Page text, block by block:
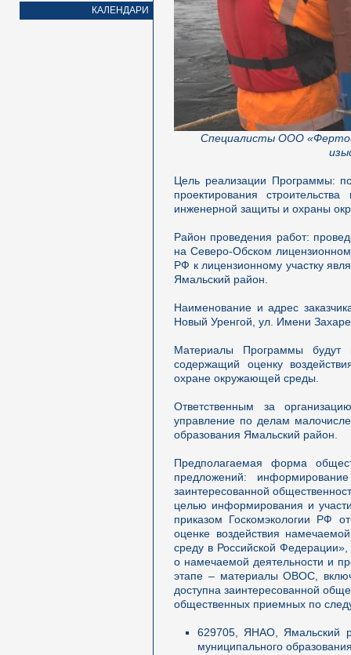
КАЛЕНДАРИ
Специалисты ООО
Цель реализации Программы:
проектирования
инженерной защиты и охраны
Район проведения работ:
на Северо-Обском
РФ к лицензионному участку
Ямальский район.
Наименование и адрес
Новый Уренгой, ул. Имени
Материалы Программы
содержащий оценку
охране окружающей среды.
Ответственным за
управление по делам
образования Ямальский район.
Предполагаемая форма
предложений:
заинтересованной
целью информирования и
приказом Госкомэкологии РФ
оценке воздействия
среду в Российской
о намечаемой деятельности и
этапе – материалы ОВОС,
доступна заинтересованной
общественных приемных по
629705, ЯНАО, Ямальский
муниципального